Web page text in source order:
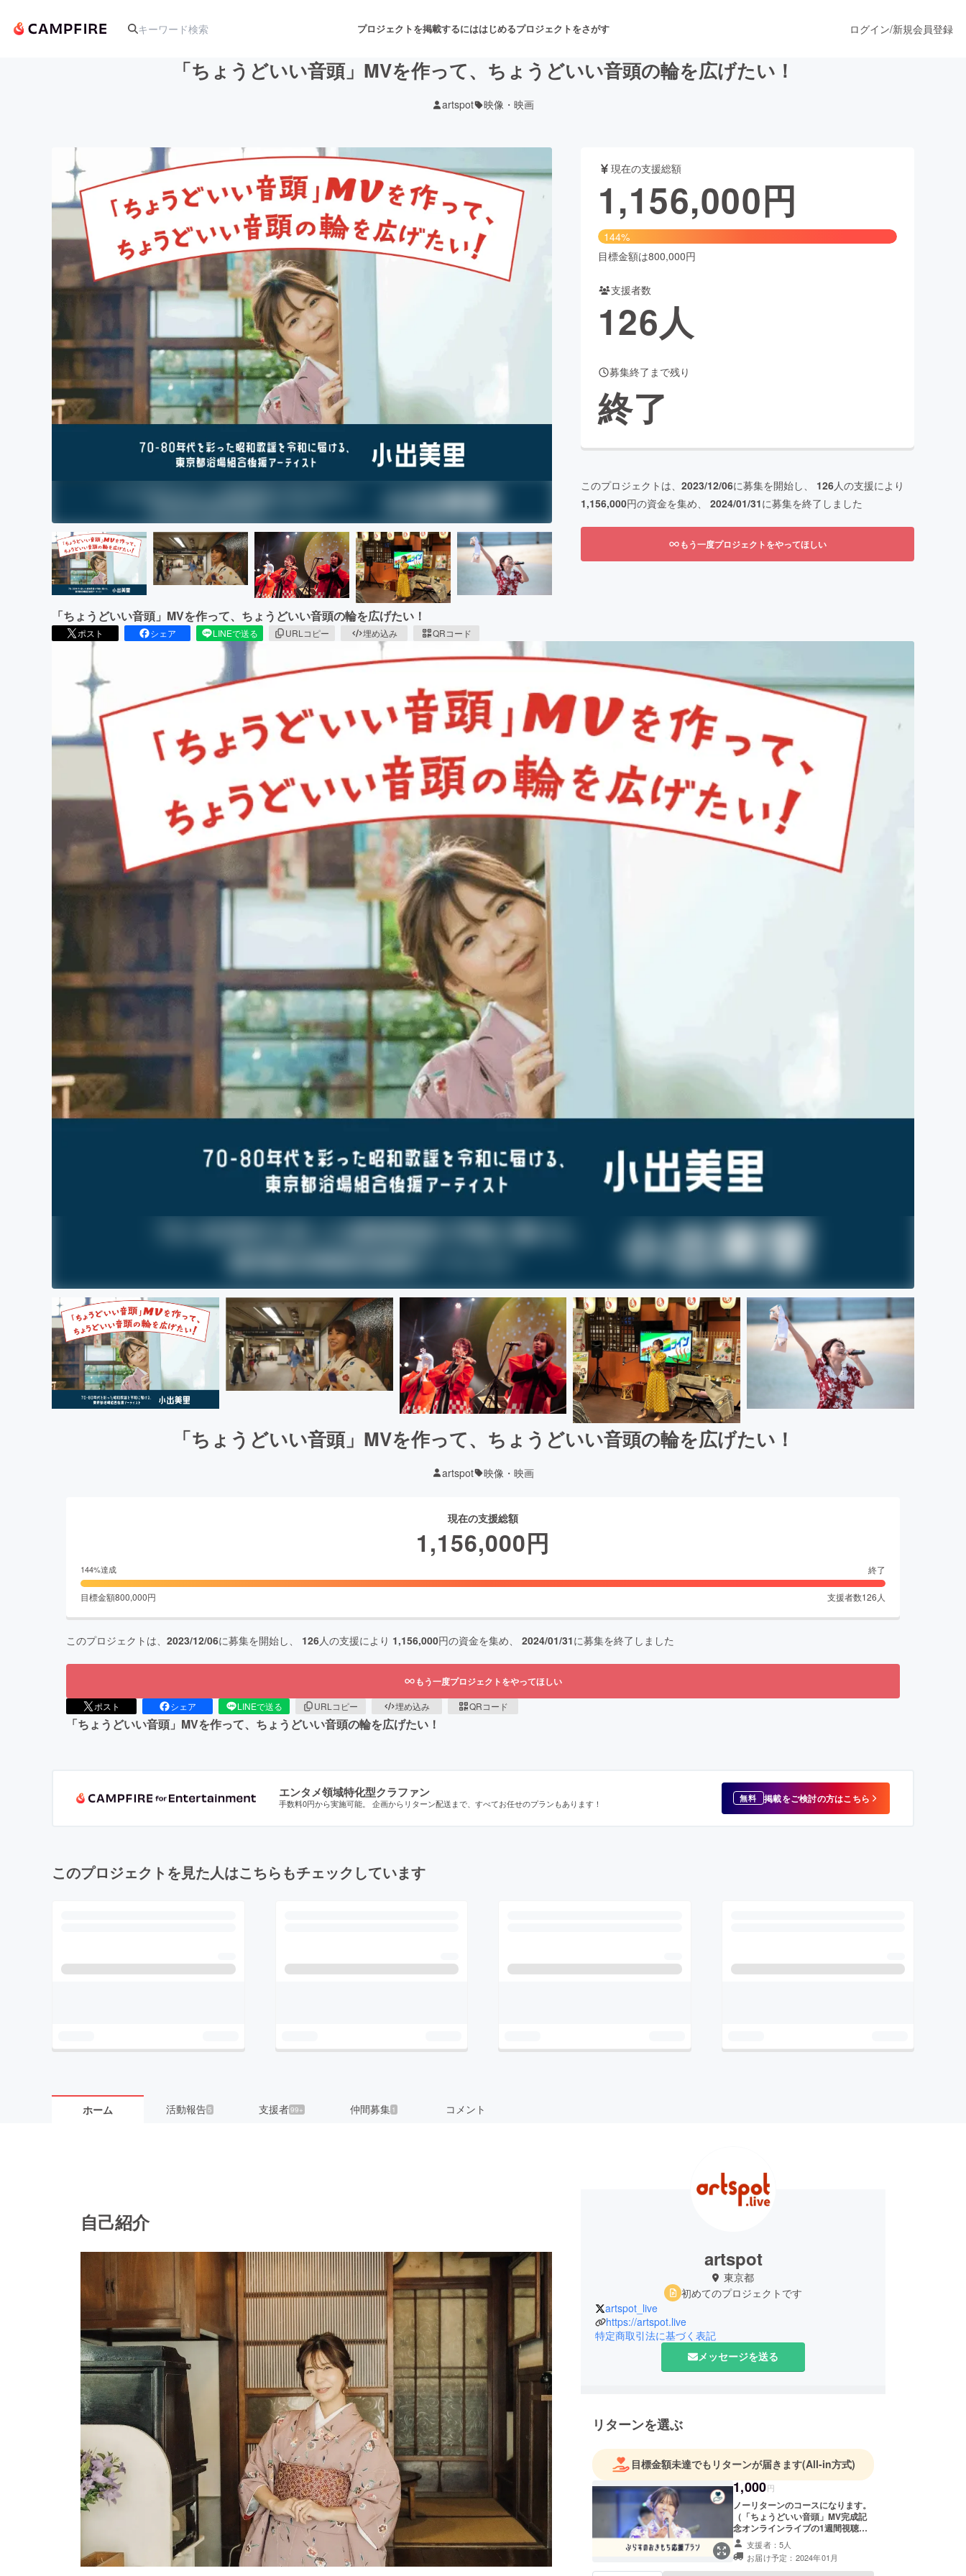
プロジェクトを掲載するにははじめるプロジェクトをさがす
アート・写真 音楽 舞台・パフォーマンス
テクノロジー・ガジェット ゲーム・サービス開発 ファッション
映像・映画 書籍・雑誌出版
ビジネス・起業 チャレンジ ビューティー・ヘルスケア
まちづくり・地域活性化
CAMPFIREふるさと納税
ログイン/新規会員登録
「ちょうどいい⾳頭」MVを作って、ちょうどいい音頭の輪を広げたい！
artspot 映像・映画
「ちょうどいい⾳頭」MVを作って、ちょうどいい音頭の輪を広げたい！
ポスト シェア LINEで送る URLコピー 埋め込み QRコード
現在の支援総額
1,156,000円
144%
目標金額は800,000円
支援者数
126人
募集終了まで残り
終了
このプロジェクトは、 2023/12/06に募集を開始し、 126人の支援により
1,156,000円の資金を集め、 2024/01/31に募集を終了しました
もう一度プロジェクトをやってほしい
「ちょうどいい⾳頭」MVを作って、ちょうどいい音頭の輪を広げたい！
artspot 映像・映画
現在の支援総額
1,156,000円
144%達成 終了
目標金額800,000円 支援者数126 人
このプロジェクトは、 2023/12/06に募集を開始し、 126人の支援により 1,156,000円の資金を集め、 2024/01/31に募集を終了しました
もう一度プロジェクトをやってほしい
ポスト シェア LINEで送る URLコピー 埋め込み QRコード
「ちょうどいい⾳頭」MVを作って、ちょうどいい音頭の輪を広げたい！
エンタメ領域特化型クラファン
手数料0円から実施可能。 企画からリターン配送まで、すべてお任せのプランもあります！ 無料 掲載をご検討の方はこちら
このプロジェクトを見た人はこちらもチェックしています
ホーム 活動報告5 支援者99+ 仲間募集 1 コメント
自己紹介
artspot
東京都
初めてのプロジェクトです
artspot_live
https://artspot.live
特定商取引法に基づく表記
メッセージを送る
リターンを選ぶ
目標金額未達でもリターンが届きます(All-in方式)
1,000円
ノーリターンのコースになります。
（「ちょうどいい音頭」MV完成記
念オンラインライブの1週間視聴
URLはついてきませんので予めご了
承ください。）
支援者：5人
お届け予定：2024年01月